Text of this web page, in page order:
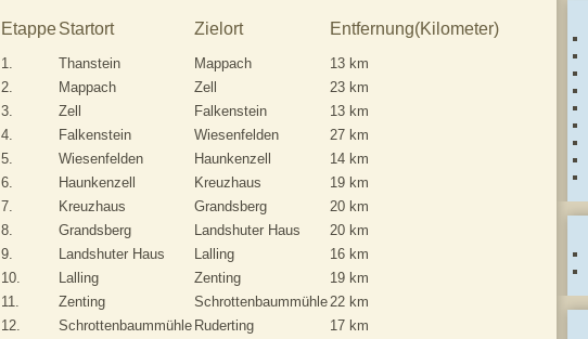
EtappeStartort Zielort Entfernung(Kilometer)
1. Thanstein Mappach
13 km
2.
Mappach Zell
23 km
3.
Zell Falkenstein
13 km
4.
Falkenstein Wiesenfelden
27 km
5.
Wiesenfelden Haunkenzell
14 km
6.
Haunkenzell Kreuzhaus
19 km
7.
Kreuzhaus Grandsberg
20 km
8.
Grandsberg Landshuter Haus
20 km
9.
Landshuter Haus Lalling
16 km
10.
Lalling Zenting
19 km
11.
Zenting Schrottenbaummühle22 km
12.
Schrottenbaummühle Ruderting
17 km